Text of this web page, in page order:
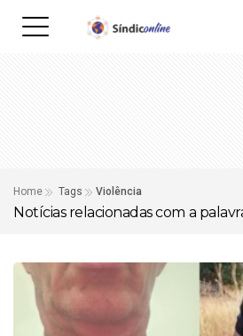
Home Tags Violência
Notícias relacionadas com a